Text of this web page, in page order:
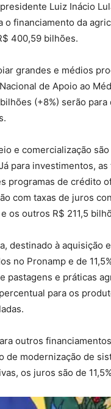
Luiz Inácio
o financiamento da
400,59 bilhões.
grandes e médios
de Apoio ao
(+8%) serão
e comercialização
para investimentos,
programas de crédito
com taxas de juros
os outros R$ 211,5
destinado à aquisição
no Pronamp e de
pastagens e práticas
para os
outros
de modernização de
os juros são de